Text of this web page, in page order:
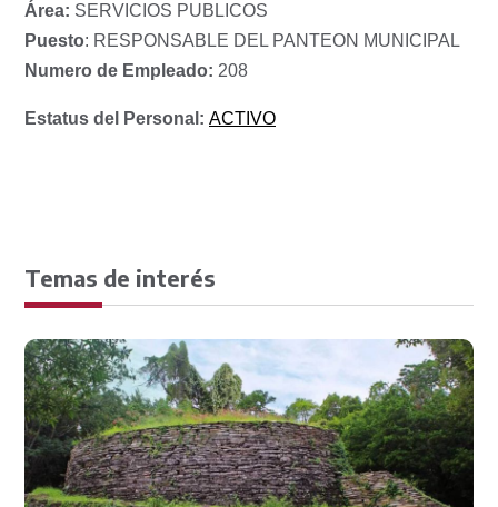
Área: SERVICIOS PUBLICOS
Puesto: RESPONSABLE DEL PANTEON MUNICIPAL
Numero de Empleado: 208
Estatus del Personal: ACTIVO
Temas de interés